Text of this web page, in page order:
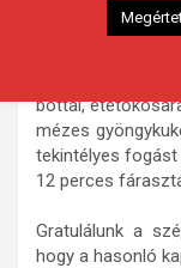
2010.08.24.
bottal,
mézes
tekintélyes fogást
12 perces
Gratulálunk a
hogy a hasonló